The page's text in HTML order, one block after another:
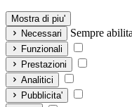
Mostra di piu'
Necessari
Sempre
Funzionali
Prestazioni
Analitici
Pubblicita'